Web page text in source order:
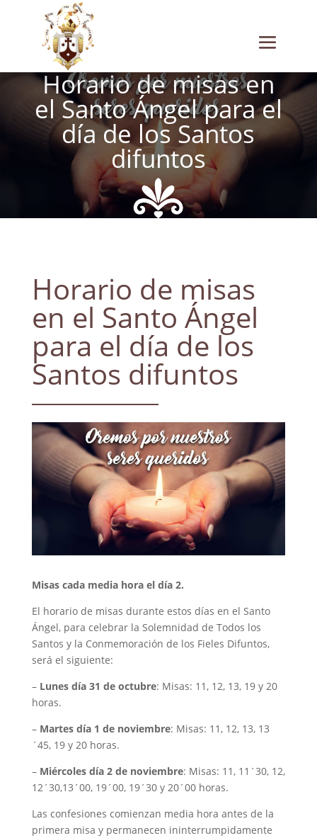
Horario de misas en
el Santo Ángel para el
día de los Santos
difuntos
Horario de misas
en el Santo Ángel
para el día de los
Santos difuntos
Misas cada media hora el día 2.
El horario de misas durante estos días en el Santo
Ángel, para celebrar la Solemnidad de Todos los
Santos y la Conmemoración de los Fieles Difuntos,
será el siguiente:
– Lunes día 31 de octubre: Misas: 11, 12, 13, 19 y 20
horas.
– Martes día 1 de noviembre: Misas: 11, 12, 13, 13
´45, 19 y 20 horas.
– Miércoles día 2 de noviembre: Misas: 11, 11´30, 12,
12´30,13´00, 19´00, 19´30 y 20´00 horas.
Las confesiones comienzan media hora antes de la
primera misa y permanecen ininterrumpidamente